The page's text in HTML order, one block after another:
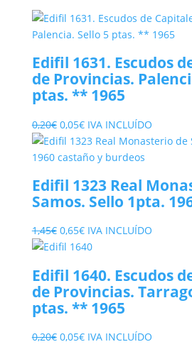
Edifil 1631. Escudos
de Provincias.
ptas. ** 1965
0,20€ El
precio
original
0,20€.
0,05€El
precio
actual
0,05€.
IVA INCLUÍDO
Edifil 1323 Real
Samos. Sello 1pta.
1,45€ El
precio
era:
1,45€.
0,65€El
precio
es:
0,65€.
IVA INCLUÍDO
Edifil 1640. Escudos
de Provincias.
ptas. ** 1965
0,20€ El
0,05€ElIVA INCLUÍDO